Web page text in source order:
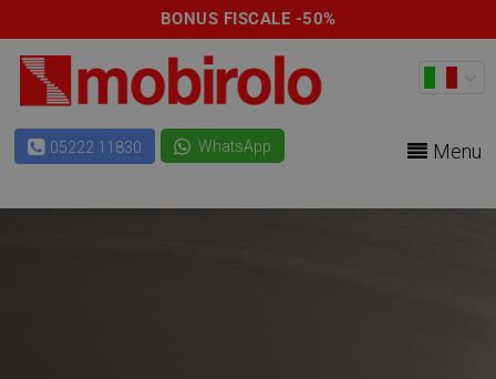
BONUS FISCALE -50%
05222 11830 WhatsApp Menu